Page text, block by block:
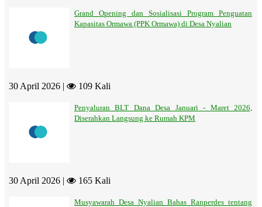
Grand Opening dan Sosialisasi Program Penguatan
Kapasitas Ormawa (PPK Ormawa) di Desa Nyalian
30 April 2026 | 109 Kali
Penyaluran BLT Dana Desa Januari - Maret 2026,
Diserahkan Langsung ke Rumah KPM
30 April 2026 | 165 Kali
Musyawarah Desa Nyalian Bahas Ranperdes tentang